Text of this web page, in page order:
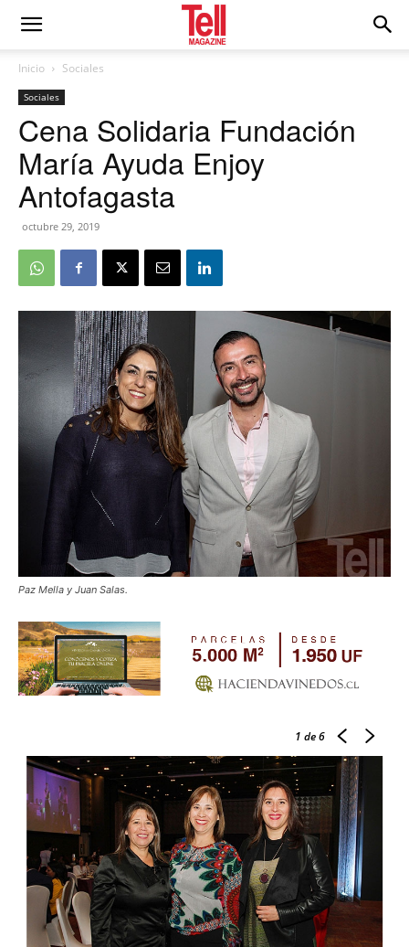
Inicio Sociales
Sociales
Cena Solidaria Fundación
María Ayuda Enjoy
Antofagasta
octubre 29, 2019
Paz Mella y Juan Salas.
1 de 6